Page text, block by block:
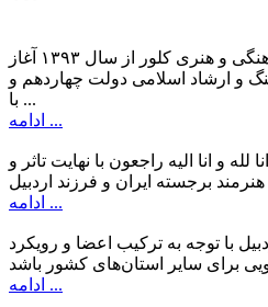
عملیات اجرایی مجتمع فرهنگی و هنری کلور از سال ۱۳۹۳ آغاز
و ارشاد اسلامی دولت چهاردهم و
با ...
ادامه ...
لله و انا الیه راجعون با نهایت تاثر و
ادامه ...
با توجه به ترکیب اعضا و رویکرد
ادامه ...